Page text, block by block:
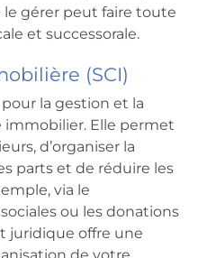
gérer peut faire toute
et successorale.
(SCI)
la gestion et la
Elle permet
d’organiser la
parts et de réduire les
via le
ou les donations
juridique offre une
de votre